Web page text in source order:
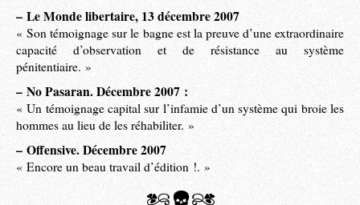
– Le Monde libertaire, 13 décembre 2007
« Son témoignage sur le bagne est la preuve d’une extraordinaire
capacité d’observation et de résistance au système
pénitentiaire. »
– No Pasaran. Décembre 2007 :
« Un témoignage capital sur l’infamie d’un système qui broie les
hommes au lieu de les réhabiliter. »
– Offensive. Décembre 2007
« Encore un beau travail d’édition !. »